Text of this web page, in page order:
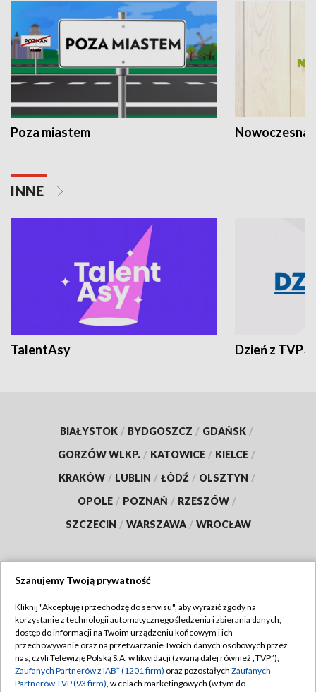
Poza miastem Nowoczesna
INNE
TalentAsy Dzień z TVP3
BIAŁYSTOK / BYDGOSZCZ / GDAŃSK /
GORZÓW WLKP. / KATOWICE / KIELCE /
KRAKÓW / LUBLIN / ŁÓDŹ / OLSZTYN /
OPOLE / POZNAŃ / RZESZÓW /
SZCZECIN / WARSZAWA / WROCŁAW
TVP
Abonament TVP
Emisja w TVP
Regulamin TVP
Polityka prywatności
Szanujemy Twoją prywatność
Kliknij "Akceptuję i przechodzę do serwisu", aby wyrazić zgody na
korzystanie z technologii automatycznego śledzenia i zbierania danych,
dostęp do informacji na Twoim urządzeniu końcowym i ich
przechowywanie oraz na przetwarzanie Twoich danych osobowych przez
nas, czyli Telewizję Polską S.A. w likwidacji (zwaną dalej również „TVP”),
Zaufanych Partnerów z IAB* (1201 firm) oraz pozostałych Zaufanych
Partnerów TVP (93 firm), w celach marketingowych (w tym do